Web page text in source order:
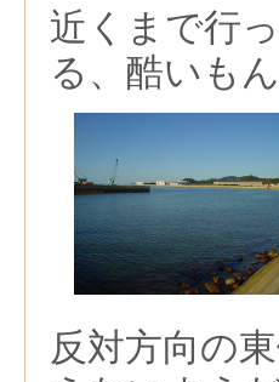
近くまで行
る、酷いも
反対方向の